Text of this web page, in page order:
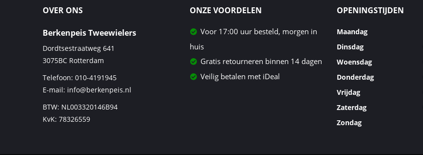
OVER ONS
Berkenpeis Tweewielers
Dordtsestraatweg 641
3075BC Rotterdam
Telefoon: 010-4191945
E-mail: info@berkenpeis.nl
BTW: NL003320146B94
KvK: 78326559
ONZE VOORDELEN
Voor 17:00 uur besteld, morgen in
huis
Gratis retourneren binnen 14 dagen
Veilig betalen met iDeal
OPENINGSTIJDEN
Maandag
Dinsdag
Woensdag
Donderdag
Vrijdag
Zaterdag
Zondag